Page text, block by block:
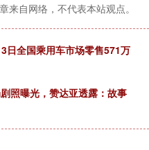
来自网络，不代表本站观点。
日全国乘用车市场零售571万
照曝光，赞达亚透露：故事